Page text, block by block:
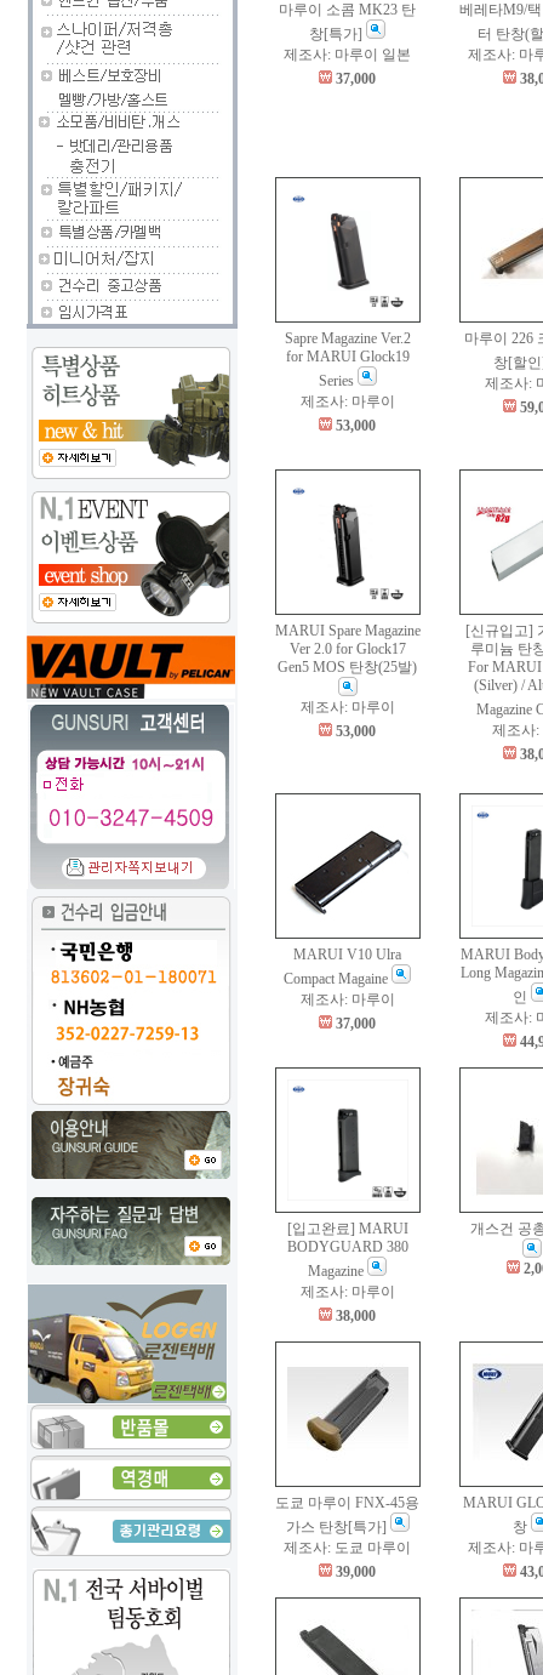
마루이 소콤 MK23 탄
창[특가]
제조사: 마루이 일본
37,000
베레타M9/
터 탄창(
제조사: 마
Sapre Magazine Ver.2
for MARUI Glock19
Series
제조사: 마루이
53,000
마루이 226
창[할
제조사:
MARUI Spare Magazine
Ver 2.0 for Glock17
Gen5 MOS 탄창(25발)
제조사: 마루이
53,000
[신규입고]
루미늄 탄
For MARUI
(Silver) /
Magazine
제조사:
MARUI V10 Ulra
Compact Magaine
제조사: 마루이
37,000
MARUI
Long
인
제조사:
[입고완료] MARUI
BODYGUARD 380
Magazine
제조사: 마루이
38,000
개스건 공
도쿄 마루이 FNX-45용
가스 탄창[특가]
제조사: 도쿄 마루이
39,000
MARUI
창
제조사: 마